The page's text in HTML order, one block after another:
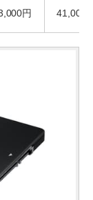
円 41,000